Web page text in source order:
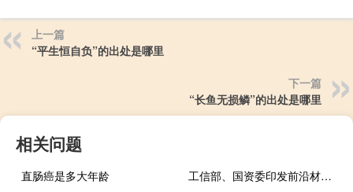
上一篇
“平生恒自负”的出处是哪里
下一篇
“长鱼无损鳞”的出处是哪里
相关问题
直肠癌是多大年龄
工信部、国资委印发前沿材料产业化重点发展指导目录（第一批）的通知